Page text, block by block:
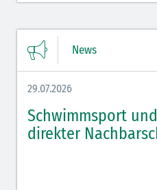
News
29.07.2026
Schwimmsport
direkter